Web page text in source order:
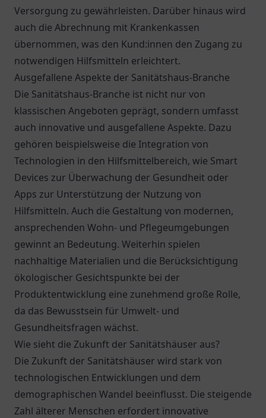
Versorgung zu gewährleisten. Darüber hinaus wird
auch die Abrechnung mit Krankenkassen
übernommen, was den Kund:innen den Zugang zu
notwendigen Hilfsmitteln erleichtert.
Ausgefallene Aspekte der Sanitätshaus-Branche
Die Sanitätshaus-Branche ist nicht nur von
klassischen Angeboten geprägt, sondern umfasst
auch innovative und ausgefallene Aspekte. Dazu
gehören beispielsweise die Integration von
Technologien in den Hilfsmittelbereich, wie Smart
Devices zur Überwachung der Gesundheit oder
Apps zur Unterstützung der Nutzung von
Hilfsmitteln. Auch die Gestaltung von modernen,
ansprechenden Wohn- und Pflegeumgebungen
gewinnt an Bedeutung. Weiterhin spielen
nachhaltige Materialien und die Berücksichtigung
ökologischer Gesichtspunkte bei der
Produktentwicklung eine zunehmend große Rolle,
da das Bewusstsein für Umwelt- und
Gesundheitsfragen wächst.
Wie sieht die Zukunft der Sanitätshäuser aus?
Die Zukunft der Sanitätshäuser wird stark von
technologischen Entwicklungen und dem
demographischen Wandel beeinflusst. Die steigende
Zahl älterer Menschen erfordert innovative